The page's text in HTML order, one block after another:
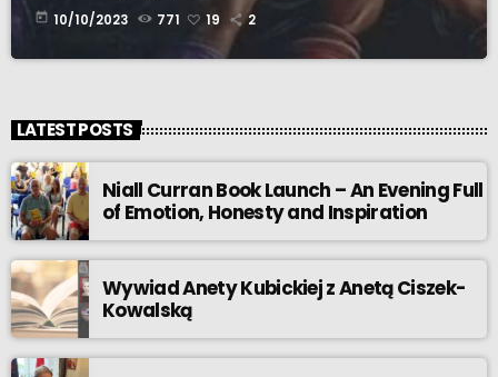
today 10/10/2023 771 19 2
LATEST POSTS
Niall Curran Book Launch – An Evening Full
of Emotion, Honesty and Inspiration
Wywiad Anety Kubickiej z Anetą Ciszek-
Kowalską